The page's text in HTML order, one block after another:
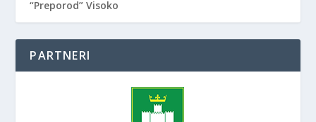
“Preporod” Visoko
PARTNERI